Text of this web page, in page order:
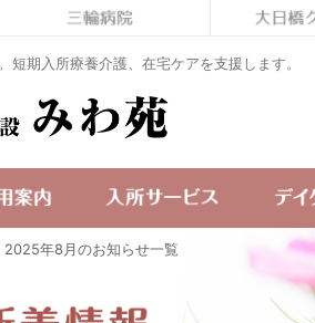
短期入所療養介護、在宅ケアを支援します。
2025年8月のお知らせ一覧